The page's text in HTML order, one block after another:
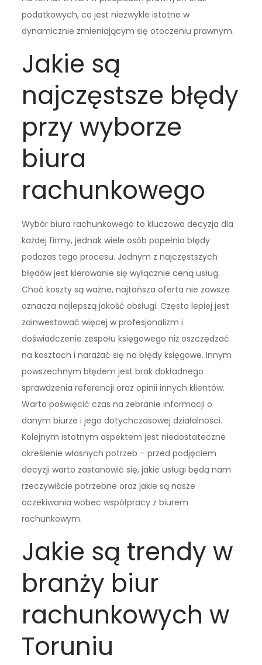
podatkowych, co jest niezwykle istotne w
dynamicznie zmieniającym się otoczeniu prawnym.
Jakie są
najczęstsze błędy
przy wyborze
biura
rachunkowego
Wybór biura rachunkowego to kluczowa decyzja dla
każdej firmy, jednak wiele osób popełnia błędy
podczas tego procesu. Jednym z najczęstszych
błędów jest kierowanie się wyłącznie ceną usług.
Choć koszty są ważne, najtańsza oferta nie zawsze
oznacza najlepszą jakość obsługi. Często lepiej jest
zainwestować więcej w profesjonalizm i
doświadczenie zespołu księgowego niż oszczędzać
na kosztach i narażać się na błędy księgowe. Innym
powszechnym błędem jest brak dokładnego
sprawdzenia referencji oraz opinii innych klientów.
Warto poświęcić czas na zebranie informacji o
danym biurze i jego dotychczasowej działalności.
Kolejnym istotnym aspektem jest niedostateczne
określenie własnych potrzeb – przed podjęciem
decyzji warto zastanowić się, jakie usługi będą nam
rzeczywiście potrzebne oraz jakie są nasze
oczekiwania wobec współpracy z biurem
rachunkowym.
Jakie są trendy w
branży biur
rachunkowych w
Toruniu